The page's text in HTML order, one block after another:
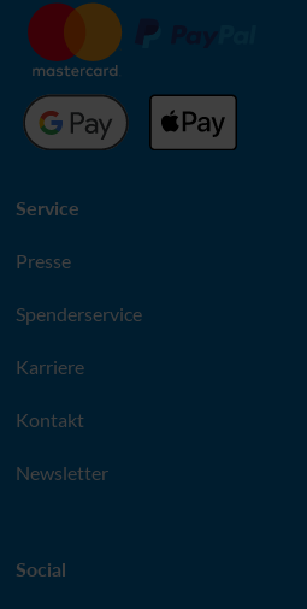
Service
Presse
Spenderservice
Karriere
Kontakt
Newsletter
Social